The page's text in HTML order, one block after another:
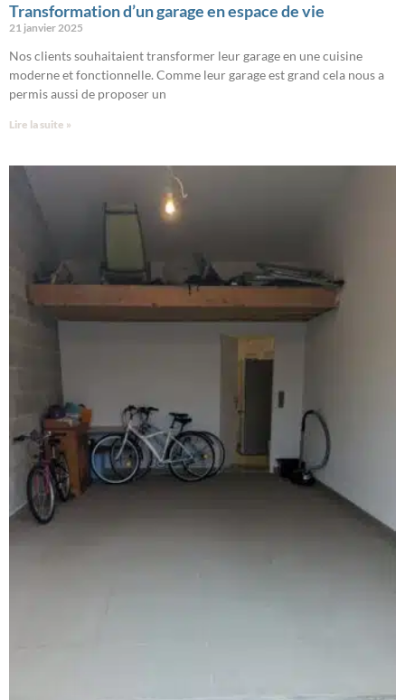
Transformation d’un garage en espace de vie
21 janvier 2025
Nos clients souhaitaient transformer leur garage en une cuisine
moderne et fonctionnelle. Comme leur garage est grand cela nous a
permis aussi de proposer un
Lire la suite »